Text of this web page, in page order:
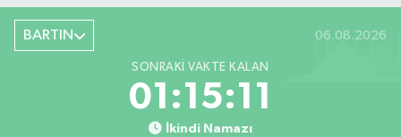
Şiremirçavuş Mahallesi, Kırıkçı Zeliha Ana Sokak No:20 8 Merkez Bartın
0 (378) 227 85 45
BARTIN 06.08.2026
SONRAKI VAKTE KALAN
01:15:10
İkindi Namazı